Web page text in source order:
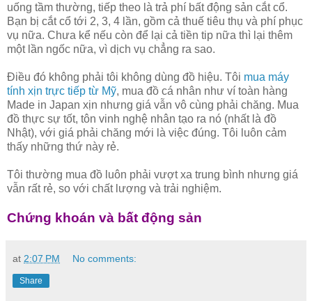
uống tầm thường, tiếp theo là trả phí bất động sản cắt cổ.
Bạn bị cắt cổ tới 2, 3, 4 lần, gồm cả thuế tiêu thụ và phí phục
vụ nữa. Chưa kể nếu còn để lại cả tiền tip nữa thì lại thêm
một lần ngốc nữa, vì dịch vụ chẳng ra sao.
Điều đó không phải tôi không dùng đồ hiệu. Tôi mua máy
tính xịn trực tiếp từ Mỹ, mua đồ cá nhân như ví toàn hàng
Made in Japan xịn nhưng giá vẫn vô cùng phải chăng. Mua
đồ thực sự tốt, tôn vinh nghệ nhân tạo ra nó (nhất là đồ
Nhật), với giá phải chăng mới là việc đúng. Tôi luôn cảm
thấy những thứ này rẻ.
Tôi thường mua đồ luôn phải vượt xa trung bình nhưng giá
vẫn rất rẻ, so với chất lượng và trải nghiệm.
Chứng khoán và bất động sản
at 2:07 PM No comments:
Share